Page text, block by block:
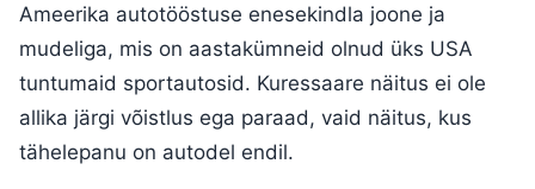
Ameerika autotööstuse enesekindla joone ja
mudeliga, mis on aastakümneid olnud üks USA
tuntumaid sportautosid. Kuressaare näitus ei ole
allika järgi võistlus ega paraad, vaid näitus, kus
tähelepanu on autodel endil.